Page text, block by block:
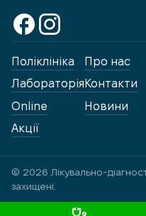
Поліклініка
Лабораторія
Online
Акції
Про нас
Контакти
Новини
© 2026 Лікувально-
захищені.